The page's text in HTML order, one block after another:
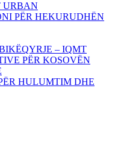
URBAN
PËR HEKURUDHËN
– IQMT
PËR KOSOVËN
HULUMTIM DHE